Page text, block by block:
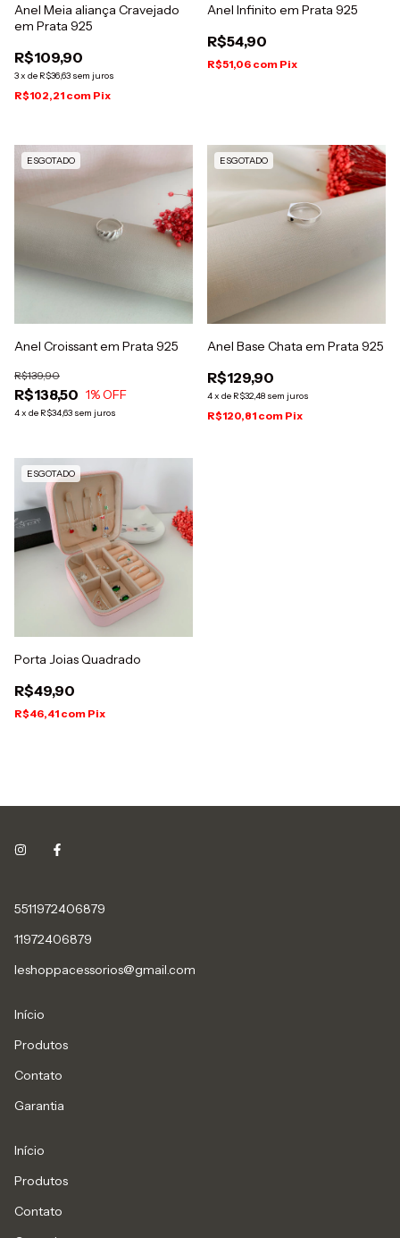
Anel Meia aliança Cravejado
em Prata 925
R$109,90
3x de R$36,63 sem juros
R$102,21 com Pix
Anel Infinito em Prata 925
R$54,90
R$51,06 com Pix
ESGOTADO
Anel Croissant em Prata 925
R$138,50
R$139,90
1% OFF
4x de R$34,63 sem juros
ESGOTADO
Anel Base Chata em Prata 925
R$129,90
4x de R$32,48 sem juros
R$120,81 com Pix
ESGOTADO
Porta Joias Quadrado
R$49,90
R$46,41 com Pix
5511972406879
11972406879
leshoppacessorios@gmail.com
Início
Produtos
Contato
Garantia
Início
Produtos
Contato